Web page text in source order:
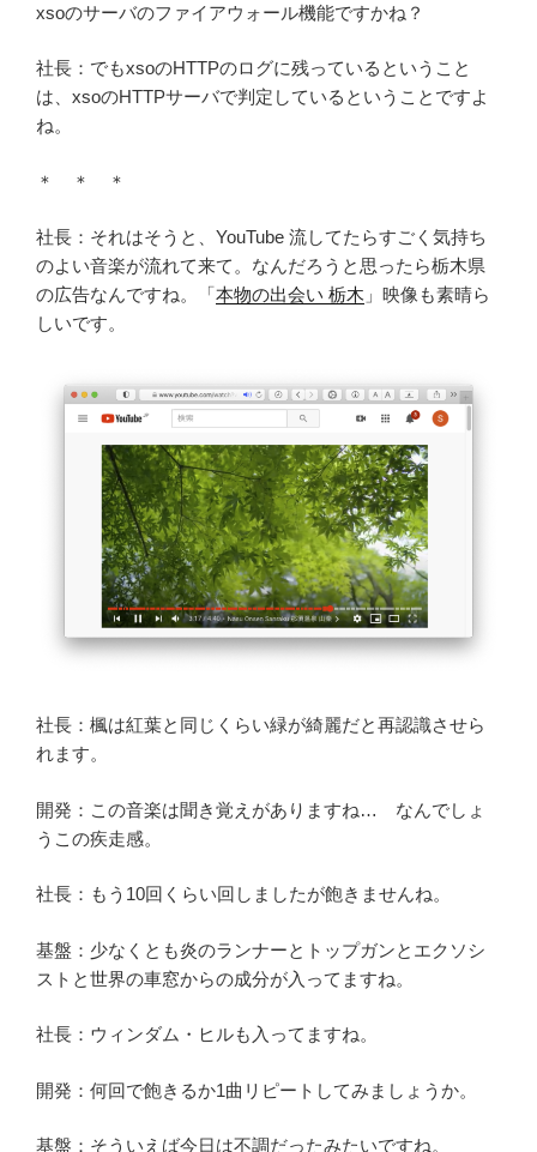
xsoのサーバのファイアウォール機能ですかね？
社長：でもxsoのHTTPのログに残っているということ
は、xsoのHTTPサーバで判定しているということですよ
ね。
＊ ＊ ＊
社長：それはそうと、YouTube 流してたらすごく気持ち
のよい音楽が流れて来て。なんだろうと思ったら栃木県
の広告なんですね。「本物の出会い 栃木 」映像も素晴ら
しいです。
社長：楓は紅葉と同じくらい緑が綺麗だと再認識させら
れます。
開発：この音楽は聞き覚えがありますね… なんでしょ
うこの疾走感。
社長：もう10回くらい回しましたが飽きませんね。
基盤：少なくとも炎のランナーとトップガンとエクソシ
ストと世界の車窓からの成分が入ってますね。
社長：ウィンダム・ヒルも入ってますね。
開発：何回で飽きるか1曲リピートしてみましょうか。
基盤：そういえば今日は不調だったみたいですね。